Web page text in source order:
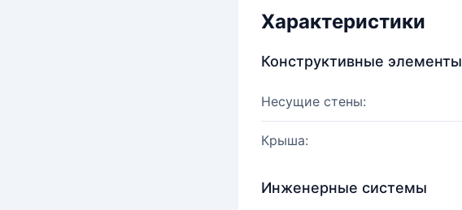
Характеристики
Конструктивные элементы
Несущие стены:
Крыша:
Инженерные системы